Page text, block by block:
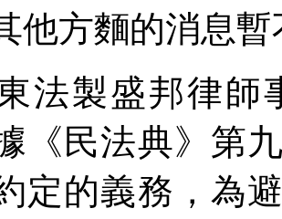
他方麵的消息
製盛邦律師
《民法典》第
定的義務，為